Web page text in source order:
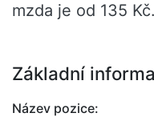
mzda je od 135 Kč.
Základní
Název pozice: